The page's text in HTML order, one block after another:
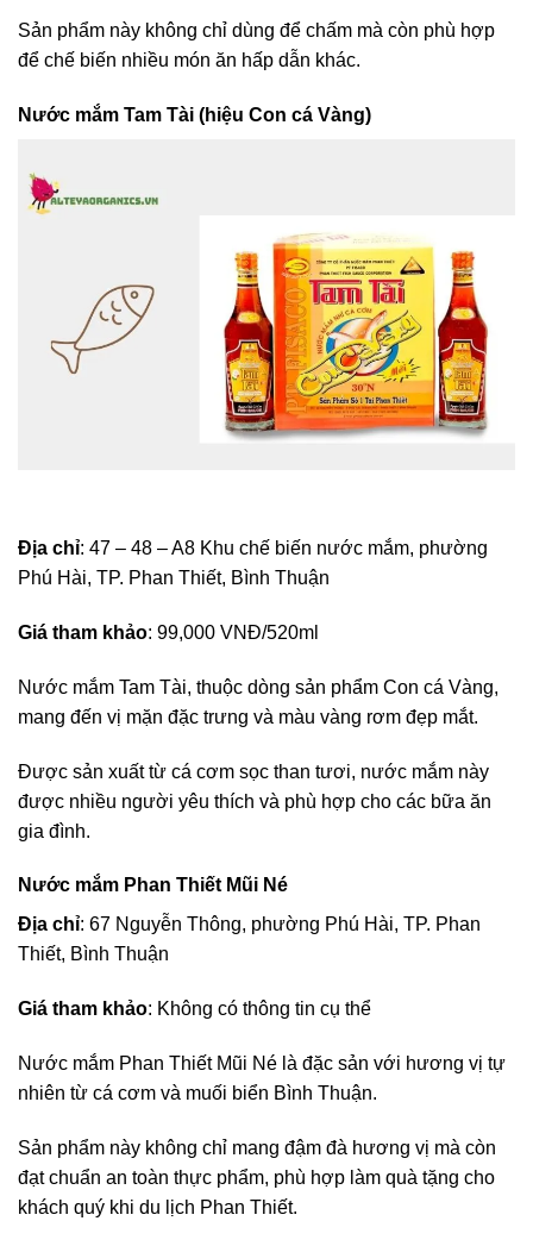
Sản phẩm này không chỉ dùng để chấm mà còn phù hợp
để chế biến nhiều món ăn hấp dẫn khác.
Nước mắm Tam Tài (hiệu Con cá Vàng)
Địa chỉ: 47 – 48 – A8 Khu chế biến nước mắm, phường
Phú Hài, TP. Phan Thiết, Bình Thuận
Giá tham khảo: 99,000 VNĐ/520ml
Nước mắm Tam Tài, thuộc dòng sản phẩm Con cá Vàng,
mang đến vị mặn đặc trưng và màu vàng rơm đẹp mắt.
Được sản xuất từ cá cơm sọc than tươi, nước mắm này
được nhiều người yêu thích và phù hợp cho các bữa ăn
gia đình.
Nước mắm Phan Thiết Mũi Né
Địa chỉ: 67 Nguyễn Thông, phường Phú Hài, TP. Phan
Thiết, Bình Thuận
Giá tham khảo: Không có thông tin cụ thể
Nước mắm Phan Thiết Mũi Né là đặc sản với hương vị tự
nhiên từ cá cơm và muối biển Bình Thuận.
Sản phẩm này không chỉ mang đậm đà hương vị mà còn
đạt chuẩn an toàn thực phẩm, phù hợp làm quà tặng cho
khách quý khi du lịch Phan Thiết.